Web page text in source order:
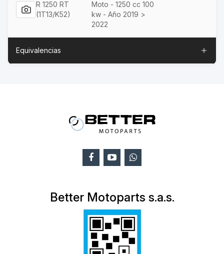
R 1250 RT
(1T13/K52)
Moto - 1250 cc 100
kw - Año 2019 >
2022
Equivalencias
Better Motoparts s.a.s.